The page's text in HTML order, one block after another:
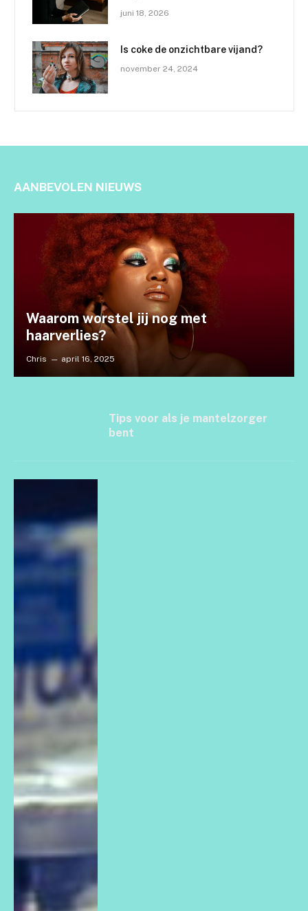
juni 18, 2026
Is coke de onzichtbare vijand?
november 24, 2024
AANBEVOLEN NIEUWS
Waarom worstel jij nog met
haarverlies?
Chris april 16, 2025
Tips voor als je mantelzorger
bent